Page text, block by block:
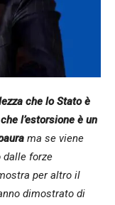
che lo Stato è
l’estorsione è un
ma se viene
dalle forze
per altro il
dimostrato di